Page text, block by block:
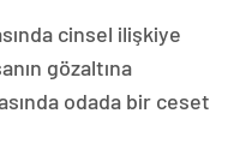
cinsel ilişkiye
gözaltına
odada bir ceset